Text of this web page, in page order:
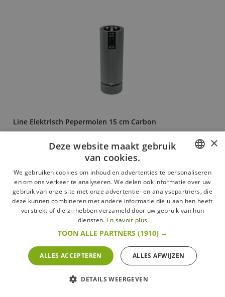
Line Elektrisch Pepermolen 15 cm Carbon
89,90 €
Meer In voorraad FRENCH
ENGLISH
×
Deze website maakt gebruik
van cookies.
We gebruiken cookies om inhoud en advertenties te personaliseren
en om ons verkeer te analyseren. We delen ook informatie over uw
gebruik van onze site met onze advertentie- en analysepartners, die
deze kunnen combineren met andere informatie die u aan hen heeft
verstrekt of die zij hebben verzameld door uw gebruik van hun
diensten. En savoir plus
TOON ALLE PARTNERS (1910) →
ALLES ACCEPTEREN ALLES AFWIJZEN
DETAILS WEERGEVEN